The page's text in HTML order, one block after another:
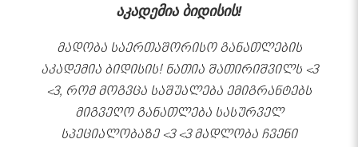
აკადემია ბიდისის!
მადობა საერთაშორისო განათლების
აკადემია ბიდისის! ნათია შათირიშვილს <3
<3, რომ მოგვცა საშუალება ემიგრანტებს
მიგვეღო განათლება სასურველ
სპეციალობაზე <3 <3 მადლობა ჩვენი